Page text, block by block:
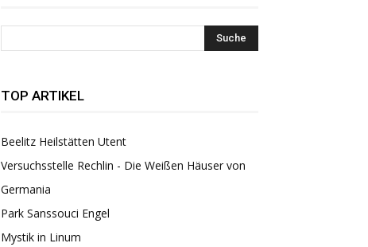
TOP ARTIKEL
Beelitz Heilstätten Utent
Versuchsstelle Rechlin - Die Weißen Häuser von
Germania
Park Sanssouci Engel
Mystik in Linum